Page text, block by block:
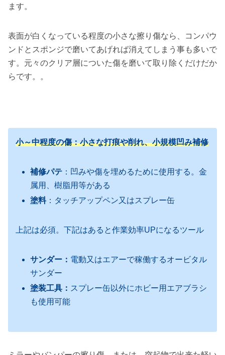
ます。
表面が白くなっている程度の小さな擦り傷なら、コンパウ
ンドとスポンジで磨いてあげれば消えてしまう事も多いで
す。元々のクリア層についた傷を磨いて取り除くだけだか
らです。。
小～中程度の傷：小さな打痕や削れ、小規模凹み補修
補修パテ ：凹みや傷を埋めるために使用する。金
属用、樹脂用等がある
塗料：タッチアップペン又はスプレー缶
上記は必須。下記はあると作業効率UPになるツール
サンダー： 電動又はエアーで稼働するオービタル
サンダー
塗装工具： スプレー缶以外にホビー用エアブラシ
も使用可能